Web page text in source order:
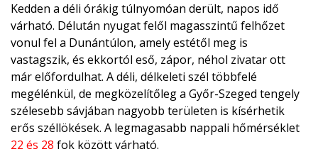
Kedden a déli órákig túlnyomóan derült, napos idő
várható. Délután nyugat felől magasszintű felhőzet
vonul fel a Dunántúlon, amely estétől meg is
vastagszik, és ekkortól eső, zápor, néhol zivatar ott
már előfordulhat. A déli, délkeleti szél többfelé
megélénkül, de megközelítőleg a Győr-Szeged tengely
szélesebb sávjában nagyobb területen is kísérhetik
erős széllökések. A legmagasabb nappali hőmérséklet
22 és 28 fok között várható.